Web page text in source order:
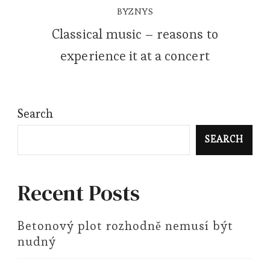
BYZNYS
Classical music – reasons to
experience it at a concert
Search
SEARCH
Recent Posts
Betonový plot rozhodně nemusí být
nudný